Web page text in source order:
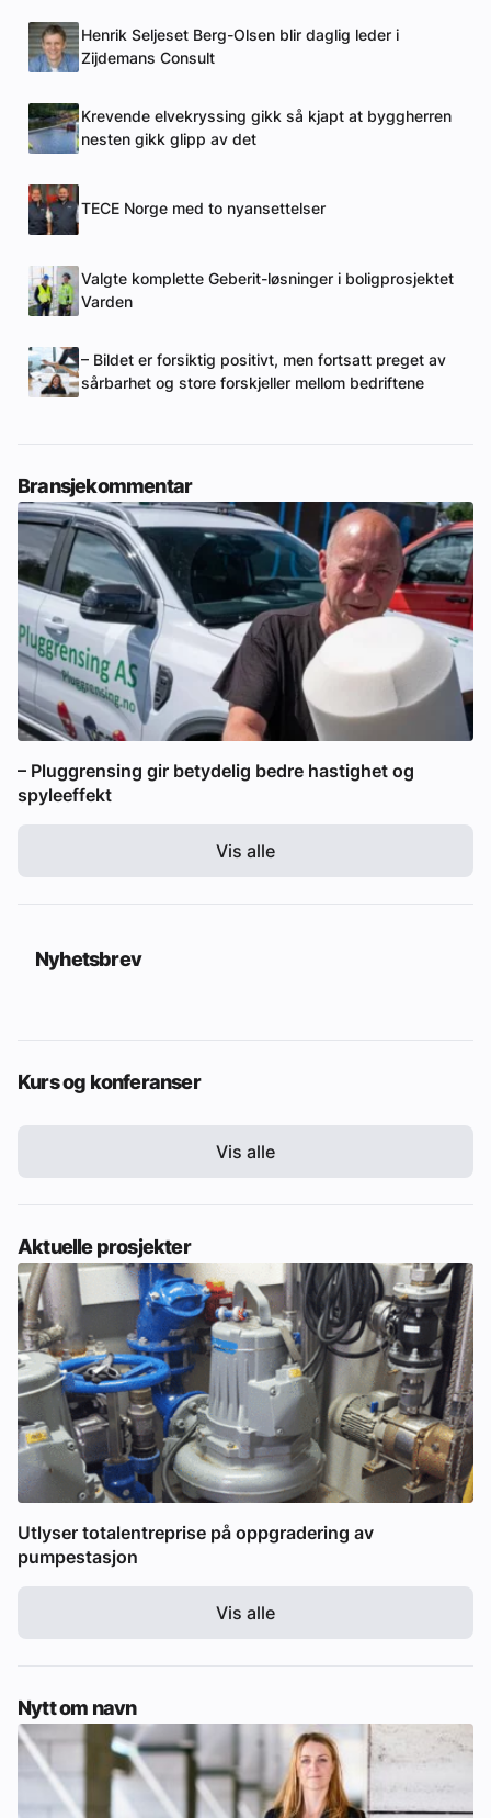
Henrik Seljeset Berg-Olsen blir daglig leder i
Zijdemans Consult
Krevende elvekryssing gikk så kjapt at byggherren
nesten gikk glipp av det
TECE Norge med to nyansettelser
Valgte komplette Geberit-løsninger i boligprosjektet
Varden
– Bildet er forsiktig positivt, men fortsatt preget av
sårbarhet og store forskjeller mellom bedriftene
Bransjekommentar
– Pluggrensing gir betydelig bedre hastighet og
spyleeffekt
Vis alle
Nyhetsbrev
Kurs og konferanser
Vis alle
Aktuelle prosjekter
Utlyser totalentreprise på oppgradering av
pumpestasjon
Vis alle
Nytt om navn